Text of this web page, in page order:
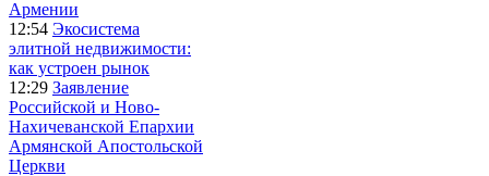
Армении
12:54 Экосистема
элитной недвижимости:
как устроен рынок
12:29 Заявление
Российской и Ново-
Нахичеванской Епархии
Армянской Апостольской
Церкви